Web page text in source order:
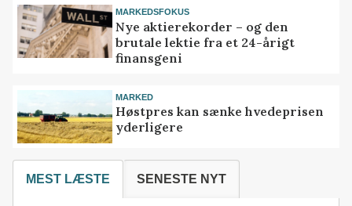
MARKEDSFOKUS
Nye aktierekorder – og den
brutale lektie fra et 24-årigt
finansgeni
MARKED
Høstpres kan sænke hvedeprisen
yderligere
MEST LÆSTE SENESTE NYT